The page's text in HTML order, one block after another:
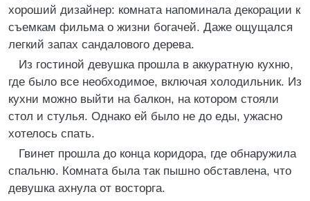
хороший дизайнер: комната напоминала декорации к
съемкам фильма о жизни богачей. Даже ощущался
легкий запах сандалового дерева.
Из гостиной девушка прошла в аккуратную кухню,
где было все необходимое, включая холодильник. Из
кухни можно выйти на балкон, на котором стояли
стол и стулья. Однако ей было не до еды, ужасно
хотелось спать.
Гвинет прошла до конца коридора, где обнаружила
спальню. Комната была так пышно обставлена, что
девушка ахнула от восторга.